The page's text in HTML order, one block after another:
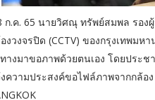
ก.ค. 65 นายวิศณุ ทรัพย์สมพล รอง
งวงจรปิด (CCTV) ของกรุงเทพม
างมาขอภาพด้วยตนเอง โดยประ
ความประสงค์ขอไฟล์ภาพจากกล้อ